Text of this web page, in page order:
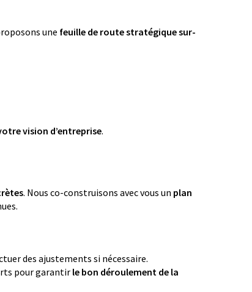
une feuille de route stratégique sur-
vision d’entreprise.
. Nous co-construisons avec vous un plan
des ajustements si nécessaire.
pour garantirle bon déroulement de la